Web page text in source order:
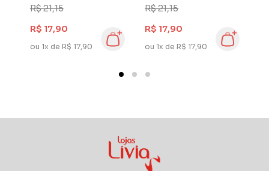
Antitranspirante
Dove Go Fresh 150
ml Amora e Flor de
Lótus
R$ 21,15
R$ 17,90
ou 1x de R$ 17,90
Antitranspirante
Dove Go Fresh 150
ml Pepino e Chá
Verde
R$ 21,15
R$ 17,90
ou 1x de R$ 17,90